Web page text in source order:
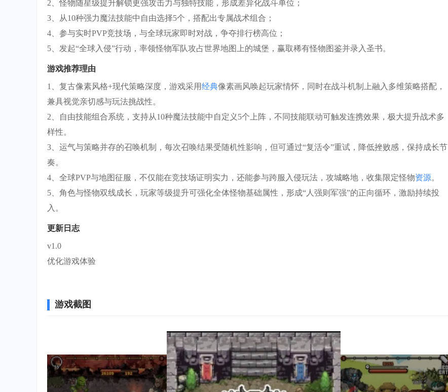
2、怪物随星级提升解锁更强攻击力与独特技能，形成差异化战斗单位；
3、从10种强力魔法技能中自由选择5个，搭配出专属战术组合；
4、参与实时PVP竞技场，与全球玩家即时对战，争夺排行榜高位；
5、发起“全球入侵”行动，率领怪物军队攻占世界地图上的城堡，赢取稀有怪物图鉴并录入圣书。
游戏推荐理由
1、复古像素风格+现代策略深度，游戏采用经典像素画风唤起玩家情怀，同时在战斗机制上融入多维策略搭配，
兼具视觉亲切感与玩法挑战性。
2、自由技能组合系统，支持从10种魔法技能中自定义5个上阵，不同技能联动可触发连携效果，极大提升战术多
样性。
3、运气与策略并存的召唤机制，每次召唤结果受随机性影响，但可通过“复活令”重试，降低挫败感，保持成长节
奏。
4、全球PVP与地图征服，不仅能在竞技场证明实力，还能参与跨服入侵玩法，攻城略地，收集限定怪物资源。
5、角色与怪物双线成长，玩家等级提升可强化全体怪物基础属性，形成“人强则军强”的正向循环，激励持续投
入。
更新日志
v1.0
优化游戏体验
游戏截图